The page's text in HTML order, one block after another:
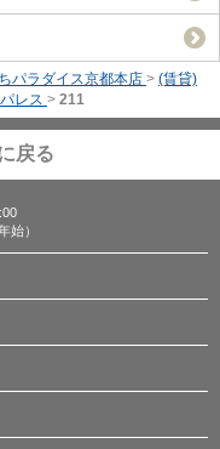
パラダイス京都本店 > (賃貸)
レス > 211
戻る
始）